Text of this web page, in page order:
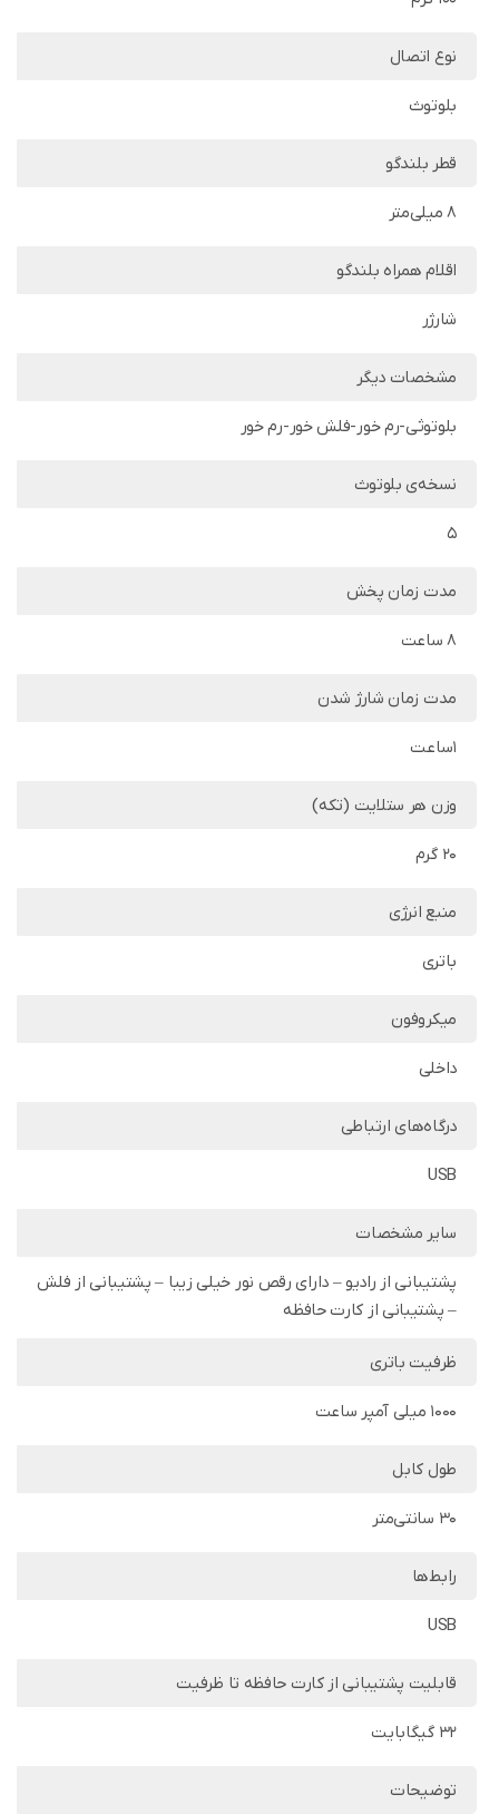
نوع اتصال
بلوتوث
قطر بلندگو
8 میلی‌متر
اقلام همراه بلندگو
شارژر
مشخصات دیگر
بلوتوثی-رم خور-فلش خور-رم خور
نسخه‌ی بلوتوث
5
مدت زمان پخش
8 ساعت
مدت زمان شارژ شدن
1ساعت
وزن هر ستلایت (تکه)
20 گرم
منبع انرژی
باتری
میکروفون
داخلی
درگاه‌های ارتباطی
USB
سایر مشخصات
پشتیبانی از رادیو – دارای رقص نور خیلی زیبا – پشتیبانی از فلش
– پشتیبانی از کارت حافظه
ظرفیت باتری
1000 میلی آمپر ساعت
طول کابل
30 سانتی‌متر
رابط‌ها
USB
قابلیت پشتیبانی از کارت حافظه تا ظرفیت
32 گیگابایت
توضیحات